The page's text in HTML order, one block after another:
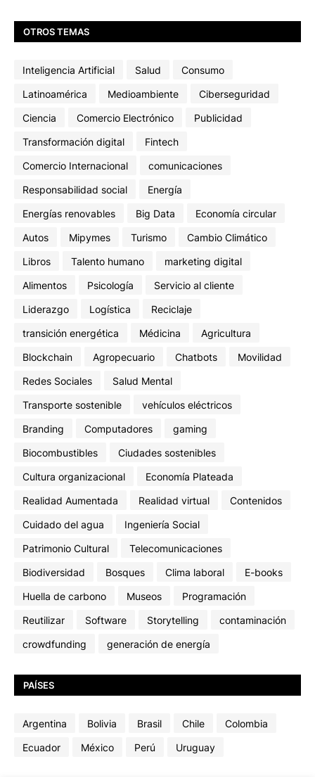
OTROS TEMAS
Inteligencia Artificial Salud
Consumo
Latinoamérica
Medioambiente
Ciberseguridad
Ciencia
Comercio Electrónico
Publicidad
Transformación digital
Fintech
Comercio Internacional
comunicaciones
Responsabilidad social
Energía
Energías renovables
Big Data
Economía circular
Autos
Mipymes Turismo
Cambio Climático
Libros
Talento humano
marketing digital
Alimentos
Psicología
Servicio al cliente
Liderazgo
Logística
Reciclaje
transición energética
Médicina
Agricultura
Blockchain
Agropecuario Chatbots
Movilidad
Redes Sociales
Salud Mental
Transporte sostenible
vehículos eléctricos
Branding
Computadores
gaming
Biocombustibles
Ciudades sostenibles
Cultura organizacional
Economía Plateada
Realidad Aumentada
Realidad virtual
Contenidos
Cuidado del agua
Ingeniería Social
Patrimonio Cultural
Telecomunicaciones
Biodiversidad
Bosques Clima laboral
E-books
Huella de carbono
Museos
Programación
Reutilizar
Software Storytelling
contaminación
crowdfunding
generación de energía
PAÍSES
Argentina Bolivia Brasil Chile
Colombia
Ecuador
México Perú Uruguay